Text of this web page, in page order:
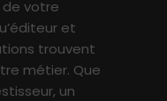
de votre
et
trouvent
métier. Que
un